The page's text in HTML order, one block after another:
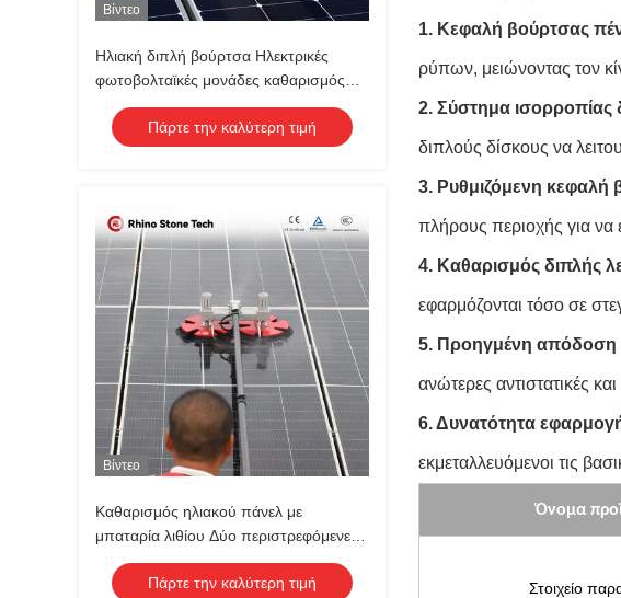
Βίντεο
Ηλιακή διπλή βούρτσα Ηλεκτρικές
φωτοβολταϊκές μονάδες καθαρισμός
ρομπότ Βούρτσα με εργαλεία
συστήματος καθαρισμού ηλιακών
πάνελ
Πάρτε την καλύτερη τιμή
Βίντεο
Καθαρισμός ηλιακού πάνελ με
μπαταρία λιθίου Δύο περιστρεφόμενες
βούρτσες και τηλεσκοπικός στύλος για
φωτοβολταϊκά συστήματα στην οροφή
Πάρτε την καλύτερη τιμή
1. Κεφαλή βούρτσας
ρύπων, μειώνοντας τον
2. Σύστημα ισορροπίας
διπλούς δίσκους να
3. Ρυθμιζόμενη κεφαλή
πλήρους περιοχής για να
4. Καθαρισμός διπλής
εφαρμόζονται τόσο σε
5. Προηγμένη απόδοση
ανώτερες αντιστατικές
6. Δυνατότητα
εκμεταλλευόμενοι τις
Όνομα
Στοιχείο